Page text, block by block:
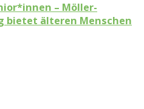
– Möller-
bietet älteren Menschen